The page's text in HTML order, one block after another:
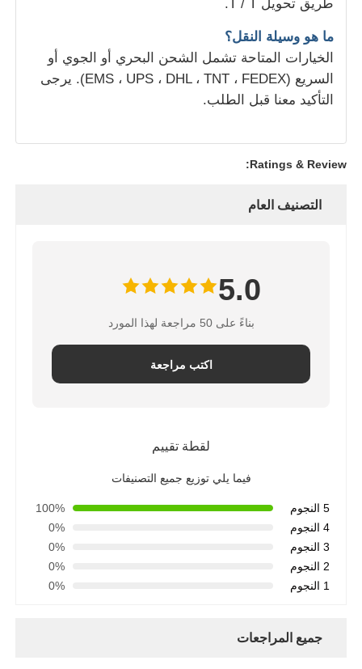
طريق تحويل T / T.
ما هو وسيلة النقل؟
الخيارات المتاحة تشمل الشحن البحري أو الجوي أو
السريع (EMS ، UPS ، DHL ، TNT ، FEDEX). يرجى
التأكيد معنا قبل الطلب.
Ratings & Review:
التصنيف العام
5.0
بناءً على 50 مراجعة لهذا المورد
اكتب مراجعة
لقطة تقييم
فيما يلي توزيع جميع التصنيفات
5 النجوم
100%
4 النجوم
0%
3 النجوم
0%
2 النجوم
0%
1 النجوم
0%
جميع المراجعات